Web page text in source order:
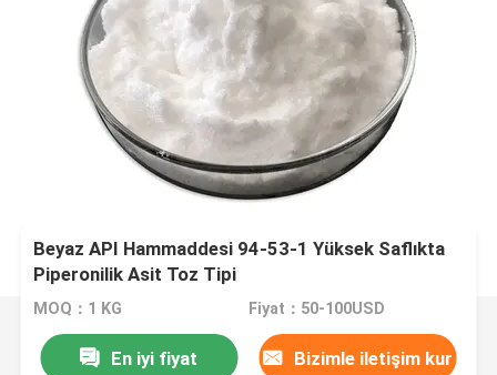
Beyaz API Hammaddesi 94-53-1 Yüksek Saflıkta
Piperonilik Asit Toz Tipi
MOQ：1 KG Fiyat：50-100USD
En iyi fiyat Bizimle iletişim kur